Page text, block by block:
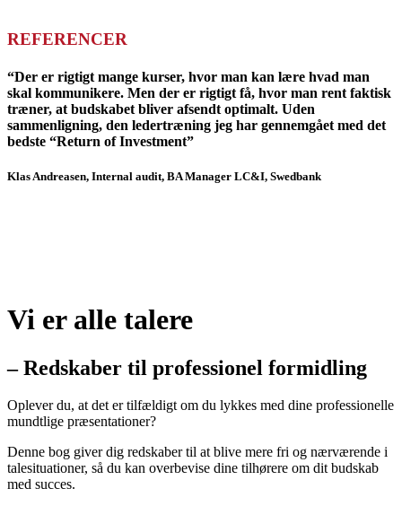
REFERENCER
“Der er rigtigt mange kurser, hvor man kan lære hvad man
skal kommunikere. Men der er rigtigt få, hvor man rent faktisk
træner, at budskabet bliver afsendt optimalt. Uden
sammenligning, den ledertræning jeg har gennemgået med det
bedste “Return of Investment”
Klas Andreasen, Internal audit, BA Manager LC&I, Swedbank
Vi er alle talere
– Redskaber til professionel formidling
Oplever du, at det er tilfældigt om du lykkes med dine professionelle
mundtlige præsentationer?
Denne bog giver dig redskaber til at blive mere fri og nærværende i
talesituationer, så du kan overbevise dine tilhørere om dit budskab
med succes.